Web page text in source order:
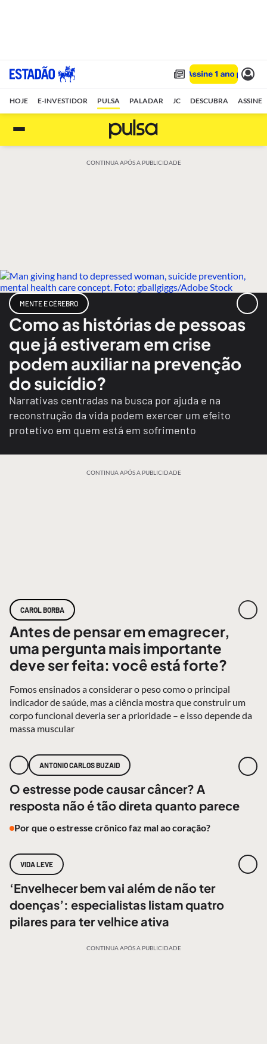
HOJE E-INVESTIDOR PULSA PALADAR JC DESCUBRA ASSINE
CONTINUA APÓS A PUBLICIDADE
MENTE E CÉREBRO
Como as histórias de pessoas
que já estiveram em crise
podem auxiliar na prevenção
do suicídio?
Narrativas centradas na busca por ajuda e na
reconstrução da vida podem exercer um efeito
protetivo em quem está em sofrimento
CONTINUA APÓS A PUBLICIDADE
CAROL BORBA
Antes de pensar em emagrecer,
uma pergunta mais importante
deve ser feita: você está forte?
Fomos ensinados a considerar o peso como o principal
indicador de saúde, mas a ciência mostra que construir um
corpo funcional deveria ser a prioridade – e isso depende da
massa muscular
ANTONIO CARLOS BUZAID
O estresse pode causar câncer? A
resposta não é tão direta quanto parece
Por que o estresse crônico faz mal ao coração?
VIDA LEVE
‘Envelhecer bem vai além de não ter
doenças’: especialistas listam quatro
pilares para ter velhice ativa
CONTINUA APÓS A PUBLICIDADE